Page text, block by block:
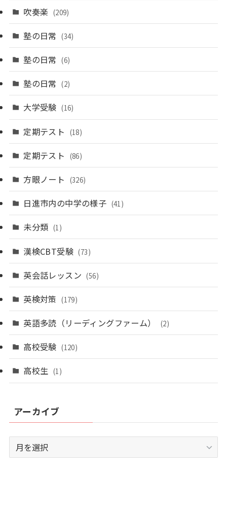
吹奏楽 (209)
塾の日常 (34)
塾の日常 (6)
塾の日常 (2)
大学受験 (16)
定期テスト (18)
定期テスト (86)
方眼ノート (326)
日進市内の中学の様子 (41)
未分類 (1)
漢検CBT受験 (73)
英会話レッスン (56)
英検対策 (179)
英語多読（リーディングファーム） (2)
高校受験 (120)
高校生 (1)
アーカイブ
ー